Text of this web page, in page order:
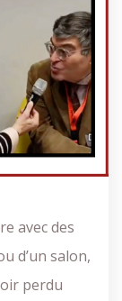
avec des
d’un salon,
perdu